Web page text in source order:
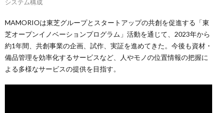
システム構成
MAMORIOは東芝グループとスタートアップの共創を促進する「東
芝オープンイノベーションプログラム」活動を通じて、2023年から
約1年間、共創事業の企画、試作、実証を進めてきた。今後も資材・
備品管理を効率化するサービスなど、人やモノの位置情報の把握に
よる多様なサービスの提供を目指す。